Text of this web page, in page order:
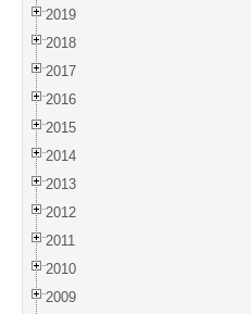
2019
2018
2017
2016
2015
2014
2013
2012
2011
2010
2009